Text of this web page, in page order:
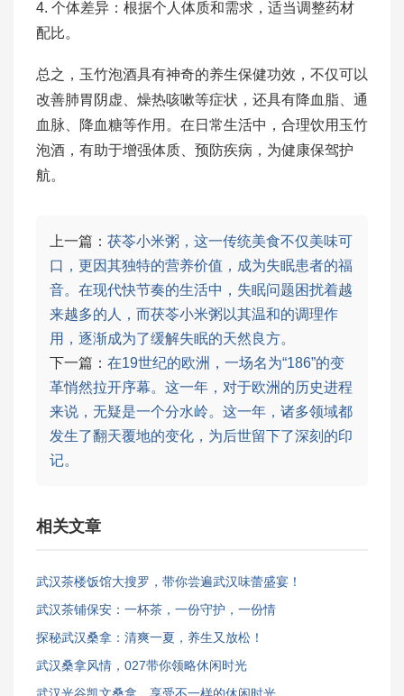
4. 个体差异：根据个人体质和需求，适当调整药材
配比。
总之，玉竹泡酒具有神奇的养生保健功效，不仅可以
改善肺胃阴虚、燥热咳嗽等症状，还具有降血脂、通
血脉、降血糖等作用。在日常生活中，合理饮用玉竹
泡酒，有助于增强体质、预防疾病，为健康保驾护
航。
上一篇： 茯苓小米粥，这一传统美食不仅美味可
口，更因其独特的营养价值，成为失眠患者的福
音。在现代快节奏的生活中，失眠问题困扰着越
来越多的人，而茯苓小米粥以其温和的调理作
用，逐渐成为了缓解失眠的天然良方。
下一篇： 在19世纪的欧洲，一场名为“186”的变
革悄然拉开序幕。这一年，对于欧洲的历史进程
来说，无疑是一个分水岭。这一年，诸多领域都
发生了翻天覆地的变化，为后世留下了深刻的印
记。
相关文章
武汉茶楼饭馆大搜罗，带你尝遍武汉味蕾盛宴！
武汉茶铺保安：一杯茶，一份守护，一份情
探秘武汉桑拿：清爽一夏，养生又放松！
武汉桑拿风情，027带你领略休闲时光